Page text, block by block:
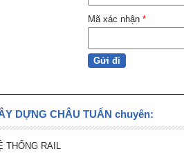
Mã xác nhận*
DỰNG CHÂU TUẤN chuyên:
THỐNG RAIL